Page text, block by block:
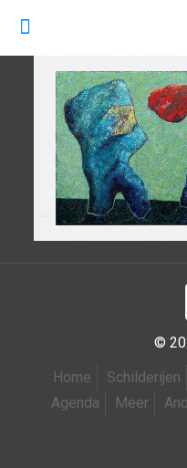
©
Home
Schilderijen
Agenda
Meer